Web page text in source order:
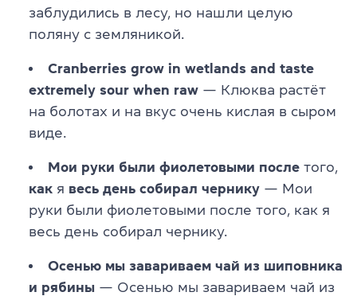
заблудились в лесу, но нашли целую
поляну с земляникой.
Cranberries grow in wetlands and taste
extremely sour when raw — Клюква растёт
на болотах и на вкус очень кислая в сыром
виде.
Мои руки были фиолетовыми после того,
как я весь день собирал чернику — Мои
руки были фиолетовыми после того, как я
весь день собирал чернику.
Осенью мы завариваем чай из шиповника
и рябины — Осенью мы завариваем чай из